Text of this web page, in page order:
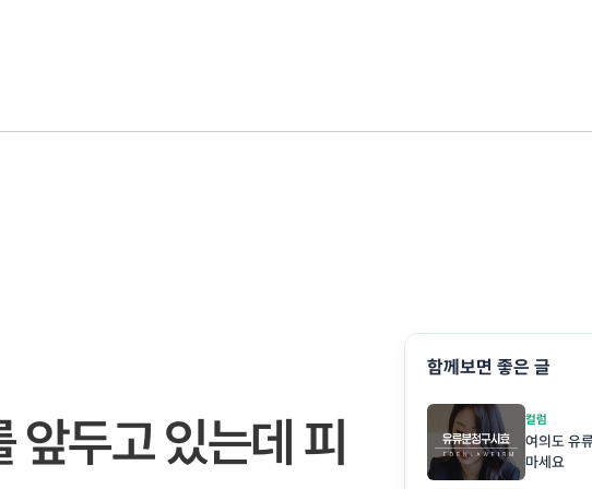
두고 있는데 피
함께보면 좋은 글
컬럼
여의도 유
마세요